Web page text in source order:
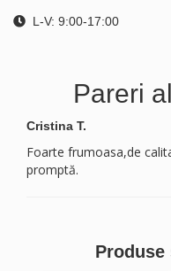
L-V: 9:00-17:00
Pareri
Cristina T.
Foarte frumoasa,de
promptă.